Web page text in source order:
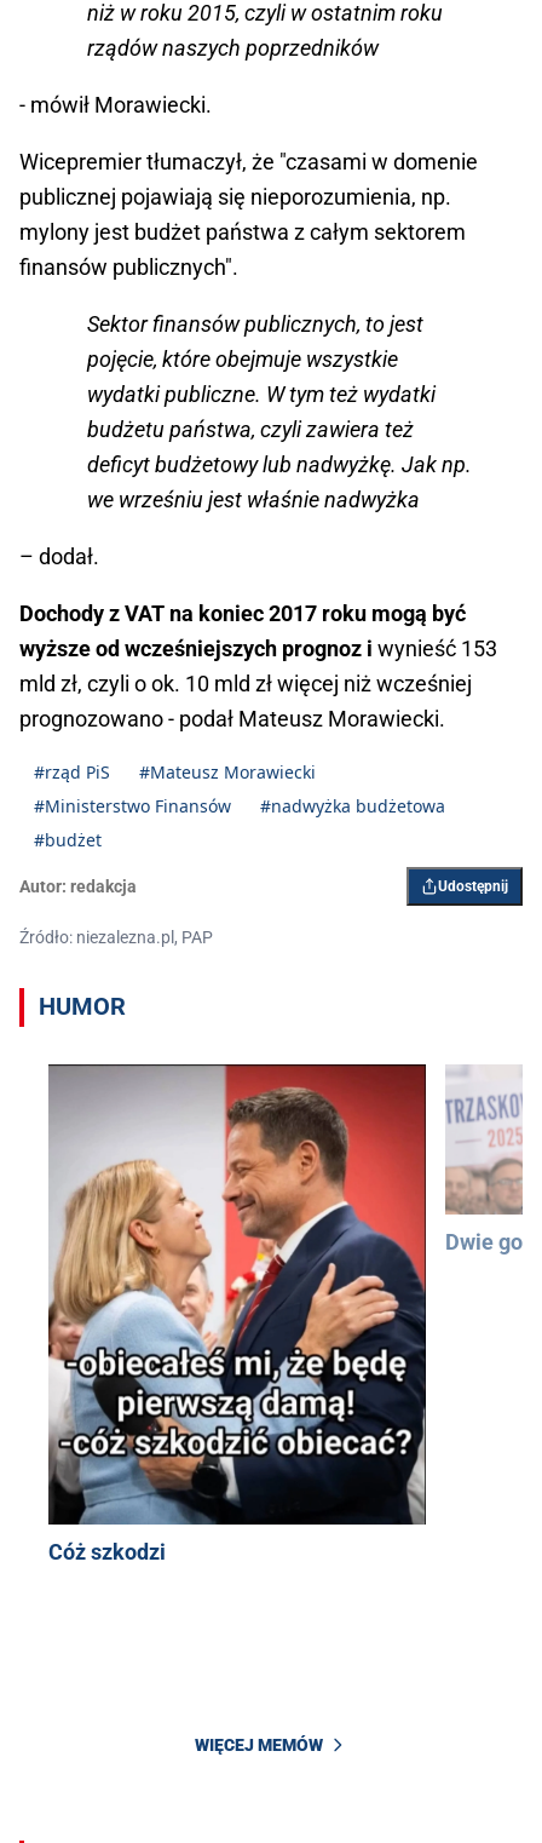
niż w roku 2015, czyli w ostatnim roku
rządów naszych poprzedników
- mówił Morawiecki.
Wicepremier tłumaczył, że "czasami w domenie
publicznej pojawiają się nieporozumienia, np.
mylony jest budżet państwa z całym sektorem
finansów publicznych".
Sektor finansów publicznych, to jest
pojęcie, które obejmuje wszystkie
wydatki publiczne. W tym też wydatki
budżetu państwa, czyli zawiera też
deficyt budżetowy lub nadwyżkę. Jak np.
we wrześniu jest właśnie nadwyżka
– dodał.
Dochody z VAT na koniec 2017 roku mogą być
wyższe od wcześniejszych prognoz i wynieść 153
mld zł, czyli o ok. 10 mld zł więcej niż wcześniej
prognozowano - podał Mateusz Morawiecki.
#rząd PiS
#Mateusz Morawiecki
#Ministerstwo Finansów
#nadwyżka budżetowa
#budżet
Autor: redakcja Udostępnij
Źródło: niezalezna.pl, PAP
HUMOR
Cóż szkodzi
Dwie
WIĘCEJ MEMÓW